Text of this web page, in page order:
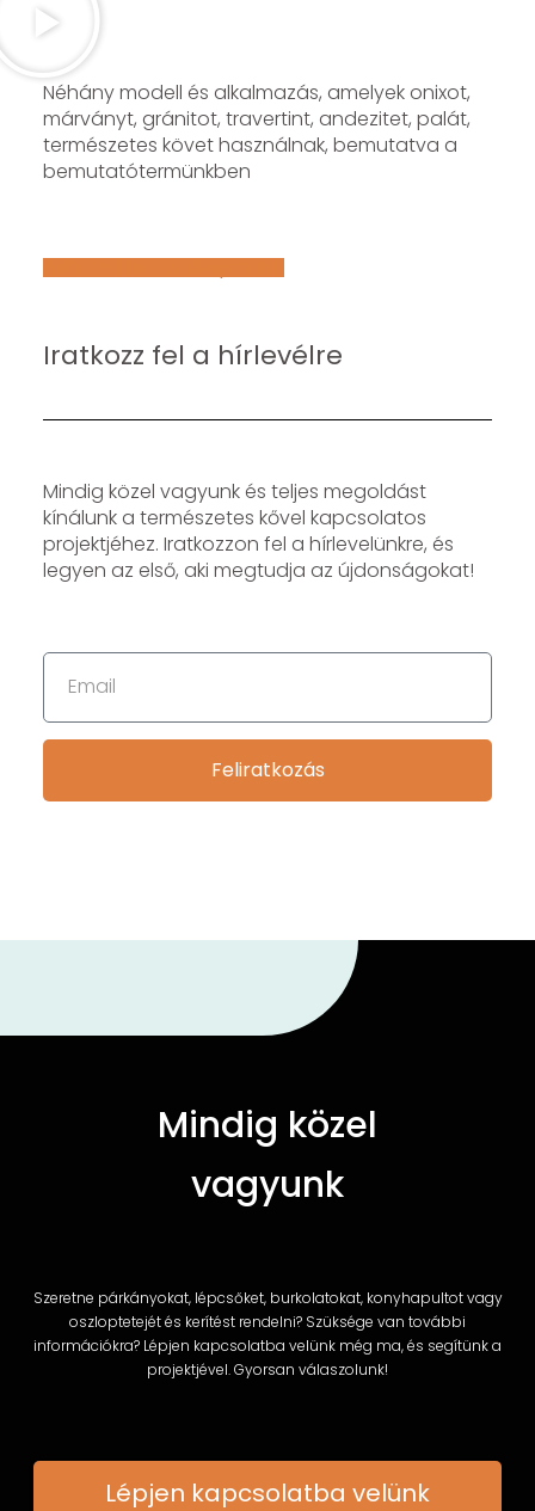
Néhány modell és alkalmazás, amelyek onixot,
márványt, gránitot, travertint, andezitet, palát,
természetes követ használnak, bemutatva a
bemutatótermünkben
Află mai multe despre noi
Iratkozz fel a hírlevélre
Mindig közel vagyunk és teljes megoldást
kínálunk a természetes kővel kapcsolatos
projektjéhez. Iratkozzon fel a hírlevelünkre, és
legyen az első, aki megtudja az újdonságokat!
Feliratkozás
Mindig közel
vagyunk
Szeretne párkányokat, lépcsőket, burkolatokat, konyhapultot vagy
oszloptetejét és kerítést rendelni? Szüksége van további
információkra? Lépjen kapcsolatba velünk még ma, és segítünk a
projektjével. Gyorsan válaszolunk!
Lépjen kapcsolatba velünk